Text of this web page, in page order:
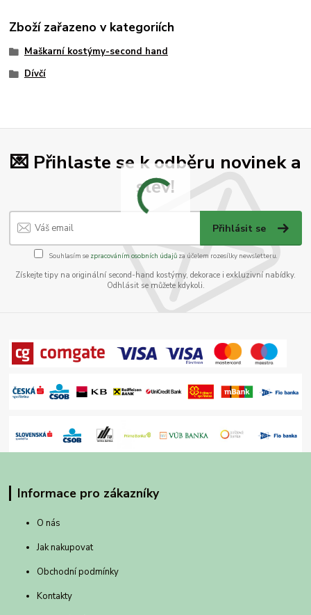
Zboží zařazeno v kategoriích
Maškarní kostýmy-second hand
Dívčí
💌 Přihlaste se k odběru novinek a
slev!
Přihlásit se
Souhlasím se zpracováním osobních údajůza účelem rozesílky newsletteru.
Získejte tipy na originální second-hand kostýmy, dekorace i exkluzivní nabídky.
Odhlásit se můžete kdykoli.
Informace pro zákazníky
O nás
Jak nakupovat
Obchodní podmínky
Kontakty